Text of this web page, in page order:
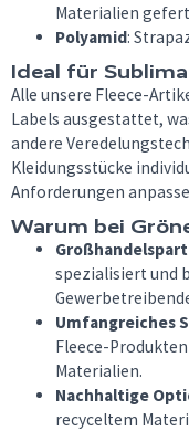
Materialien
Polyamid:
Ideal für
Alle unsere Fleece-
Labels ausgestattet,
andere
Kleidungsstücke
Anforderungen
Warum bei
spezialisiert und
Umfangreiches
Fleece-
Materialien.
Nachhaltige
recyceltem